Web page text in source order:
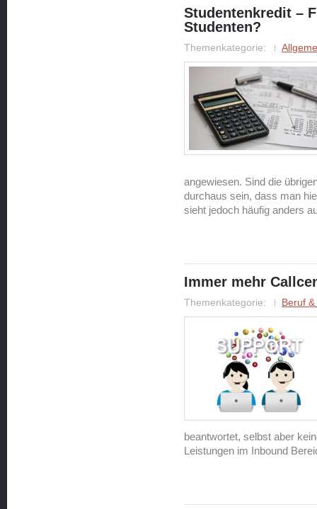
Studentenkredit –
Studenten?
Themenkategorie:
angewiesen. Sind die
durchaus sein, dass man
sieht jedoch häufig anders
Immer mehr
Themenkategorie: Beruf
beantwortet, selbst aber
Leistungen im Inbound